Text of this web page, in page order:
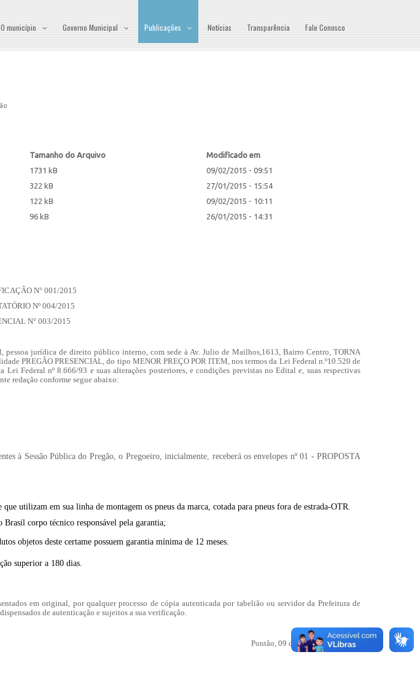
O município Governo Municipal Publicações Notícias Transparência Fale Conosco
Tamanho do Arquivo
Modificado em
1731 kB
09/02/2015 - 09:51
322 kB
27/01/2015 - 15:54
122 kB
09/02/2015 - 10:11
96 kB 26/01/2015 - 14:31
N° 001/2015
Nº 004/2015
N° 003/2015
pessoa jurídica de direito público interno, com sede à Av. Julio de Mailhos,1613, Bairro Centro,TORNA
PREGÃO PRESENCIAL, do tipo MENOR PREÇO POR ITEM,nos termos da Lei Federal n.º10.520 de
Federal nº 8.666/93 e suas alterações posteriores, e condições previstas no Editale, suas respectivas
redação conforme segue abaixo:
à Sessão Pública do Pregão, o Pregoeiro, inicialmente, receberá os envelopes nº 01 - PROPOSTA
utilizam em sua linha de montagem os pneus da marca, cotada para pneus fora de estrada-OTR.
Brasil corpo técnico responsável pela garantia;
objetos deste certame possuem garantia mínima de 12 meses.
superior a 180 dias.
em original, por qualquer processo de cópia autenticada por tabelião ou servidor da Prefeitura de
de autenticação e sujeitos a sua verificação.
Pontão, 09 de Fevereiro de 2015.